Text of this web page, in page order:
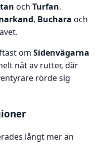
och Turfan.
, Buchara och
om Sidenvägarna
nät av rutter, där
rörde sig
långt mer än